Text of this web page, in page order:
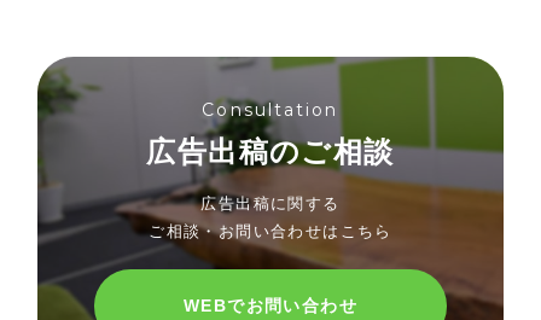
Consultation
広告出稿のご相談
広告出稿に関する
ご相談・お問い合わせはこちら
WEBでお問い合わせ